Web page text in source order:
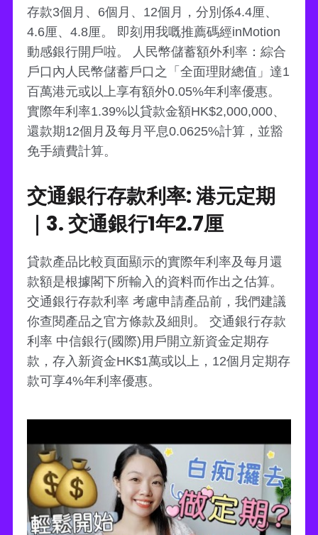
存款3個月、6個月、12個月，分別係4.4厘、
4.6厘、4.8厘。 即刻用我嘅推薦碼經inMotion
動感銀行開戶啦。 人民幣儲蓄額外利率：綜合
戶口內人民幣儲蓄戶口之「全面理財總值」達1
百萬港元或以上享有額外0.05%年利率優惠。
實際年利率1.39%以貸款金額HK$2,000,000、
還款期12個月及每月平息0.0625%計算，並豁
免手續費計算。
交通銀行存款利率: 港元定期
｜3. 交通銀行1年2.7厘
貸款產品比較頁面顯示的實際年利率及每月還
款額是根據閣下所輸入的資料而作出之估算。
交通銀行存款利率 考慮申請產品前，我們建議
你查閱產品之官方條款及細則。 交通銀行存款
利率 中信銀行(國際)用戶開立新資金定期存
款，存入新資金HK$1萬或以上，12個月定期存
款可享4%年利率優惠。